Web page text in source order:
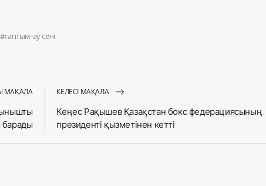
таптым-ау сені
МАҚАЛА КЕЛЕСІ МАҚАЛА
Кеңес Рақышев Қазақстан бокс федерациясының
президенті қызметінен кетті